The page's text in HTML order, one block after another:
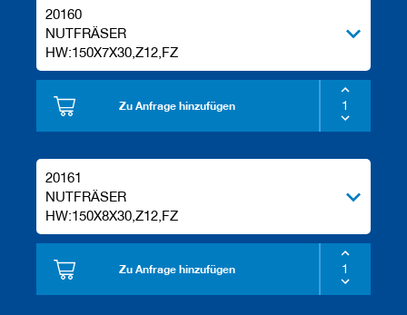
20160
NUTFRÄSER
HW:150X7X30,Z12,FZ
Zu Anfrage hinzufügen
20161
NUTFRÄSER
HW:150X8X30,Z12,FZ
Zu Anfrage hinzufügen